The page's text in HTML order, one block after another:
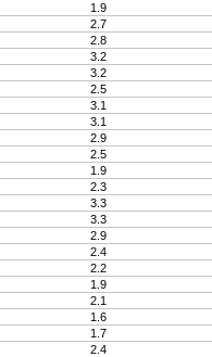
1.9
2.7
2.8
3.2
3.2
2.5
3.1
3.1
2.9
2.5
1.9
2.3
3.3
3.3
2.9
2.4
2.2
1.9
2.1
1.6
1.7
2.4